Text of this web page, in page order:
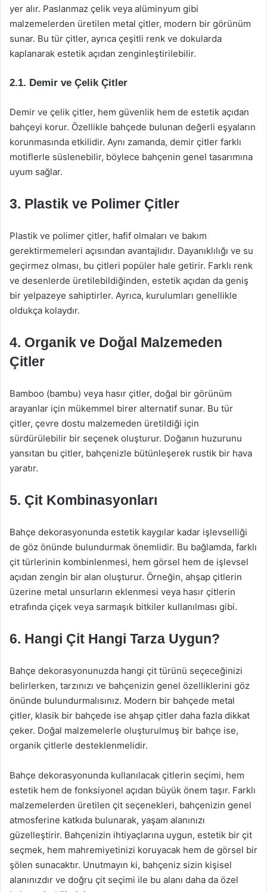
yer alır. Paslanmaz çelik veya alüminyum gibi
malzemelerden üretilen metal çitler, modern bir görünüm
sunar. Bu tür çitler, ayrıca çeşitli renk ve dokularda
kaplanarak estetik açıdan zenginleştirilebilir.
2.1. Demir ve Çelik Çitler
Demir ve çelik çitler, hem güvenlik hem de estetik açıdan
bahçeyi korur. Özellikle bahçede bulunan değerli eşyaların
korunmasında etkilidir. Aynı zamanda, demir çitler farklı
motiflerle süslenebilir, böylece bahçenin genel tasarımına
uyum sağlar.
3. Plastik ve Polimer Çitler
Plastik ve polimer çitler, hafif olmaları ve bakım
gerektirmemeleri açısından avantajlıdır. Dayanıklılığı ve su
geçirmez olması, bu çitleri popüler hale getirir. Farklı renk
ve desenlerde üretilebildiğinden, estetik açıdan da geniş
bir yelpazeye sahiptirler. Ayrıca, kurulumları genellikle
oldukça kolaydır.
4. Organik ve Doğal Malzemeden
Çitler
Bamboo (bambu) veya hasır çitler, doğal bir görünüm
arayanlar için mükemmel birer alternatif sunar. Bu tür
çitler, çevre dostu malzemeden üretildiği için
sürdürülebilir bir seçenek oluşturur. Doğanın huzurunu
yansıtan bu çitler, bahçenizle bütünleşerek rustik bir hava
yaratır.
5. Çit Kombinasyonları
Bahçe dekorasyonunda estetik kaygılar kadar işlevselliği
de göz önünde bulundurmak önemlidir. Bu bağlamda, farklı
çit türlerinin kombinlenmesi, hem görsel hem de işlevsel
açıdan zengin bir alan oluşturur. Örneğin, ahşap çitlerin
üzerine metal unsurların eklenmesi veya hasır çitlerin
etrafında çiçek veya sarmaşık bitkiler kullanılması gibi.
6. Hangi Çit Hangi Tarza Uygun?
Bahçe dekorasyonunuzda hangi çit türünü seçeceğinizi
belirlerken, tarzınızı ve bahçenizin genel özelliklerini göz
önünde bulundurmalısınız. Modern bir bahçede metal
çitler, klasik bir bahçede ise ahşap çitler daha fazla dikkat
çeker. Doğal malzemelerle oluşturulmuş bir bahçe ise,
organik çitlerle desteklenmelidir.
Bahçe dekorasyonunda kullanılacak çitlerin seçimi, hem
estetik hem de fonksiyonel açıdan büyük önem taşır. Farklı
malzemelerden üretilen çit seçenekleri, bahçenizin genel
atmosferine katkıda bulunarak, yaşam alanınızı
güzelleştirir. Bahçenizin ihtiyaçlarına uygun, estetik bir çit
seçmek, hem mahremiyetinizi koruyacak hem de görsel bir
şölen sunacaktır. Unutmayın ki, bahçeniz sizin kişisel
alanınızdır ve doğru çit seçimi ile bu alanı daha da özel